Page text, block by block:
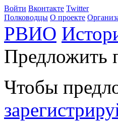
Войти Вконтакте Twitter
Полководцы О проекте
РВИО
Предложить
Чтобы